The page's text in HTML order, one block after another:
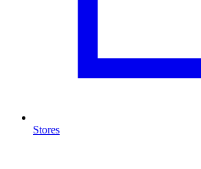
Stores